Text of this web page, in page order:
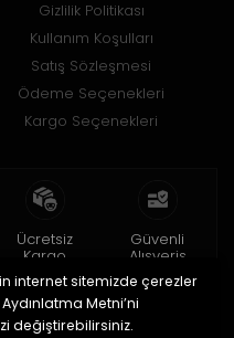
Gizlilik Politikası
Kullanım Koşulları
Satış Sözleşmesi
Ödeme Seçenekleri
Kargo Seçenekleri
Ücretsiz
Kargo
150 TL ve üzeri
Güvenli
Alışveriş
256bit SSL ile
internet sitemizde çerezler
Metni’ni
değiştirebilirsiniz.